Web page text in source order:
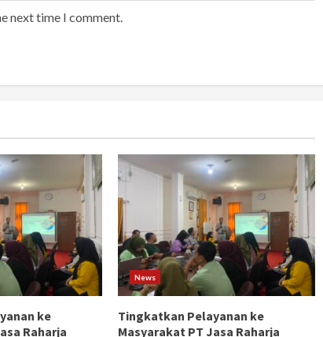
next time I comment.
ke
Raharja
News
Tingkatkan Pelayanan ke
Masyarakat PT Jasa Raharja